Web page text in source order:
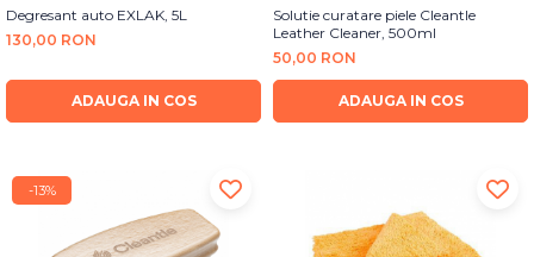
Degresant auto EXLAK, 5L
130,00 RON
ADAUGA IN COS
Solutie curatare piele Cleantle
Leather Cleaner, 500ml
50,00 RON
ADAUGA IN COS
-13%